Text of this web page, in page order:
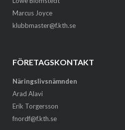
Marcus Joyce
klubbmaster@f.kth.se
FÖRETAGSKONTAKT
Näringslivsnämnden
Arad Alavi
Erik Torgersson
fnordf@f.kth.se